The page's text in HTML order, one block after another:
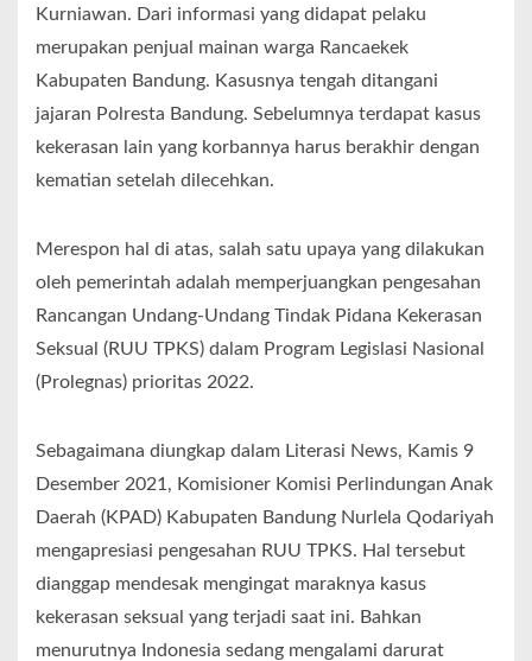
Kurniawan. Dari informasi yang didapat pelaku
merupakan penjual mainan warga Rancaekek
Kabupaten Bandung. Kasusnya tengah ditangani
jajaran Polresta Bandung. Sebelumnya terdapat kasus
kekerasan lain yang korbannya harus berakhir dengan
kematian setelah dilecehkan.
Merespon hal di atas, salah satu upaya yang dilakukan
oleh pemerintah adalah memperjuangkan pengesahan
Rancangan Undang-Undang Tindak Pidana Kekerasan
Seksual (RUU TPKS) dalam Program Legislasi Nasional
(Prolegnas) prioritas 2022.
Sebagaimana diungkap dalam Literasi News, Kamis 9
Desember 2021, Komisioner Komisi Perlindungan Anak
Daerah (KPAD) Kabupaten Bandung Nurlela Qodariyah
mengapresiasi pengesahan RUU TPKS. Hal tersebut
dianggap mendesak mengingat maraknya kasus
kekerasan seksual yang terjadi saat ini. Bahkan
menurutnya Indonesia sedang mengalami darurat